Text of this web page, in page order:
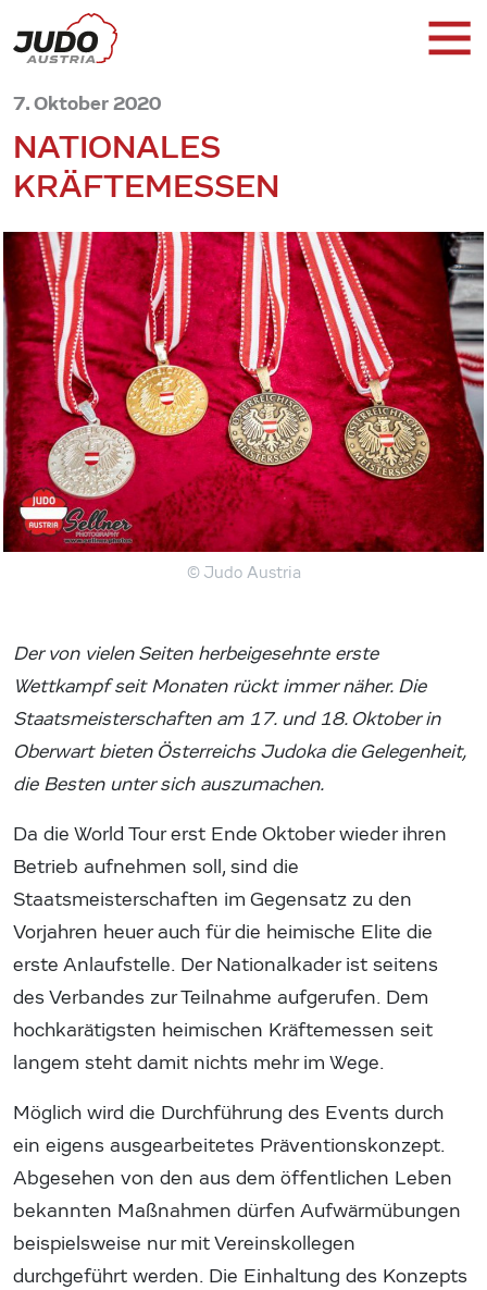
7. Oktober 2020
NATIONALES
KRÄFTEMESSEN
© Judo Austria
Der von vielen Seiten herbeigesehnte erste
Wettkampf seit Monaten rückt immer näher. Die
Staatsmeisterschaften am 17. und 18. Oktober in
Oberwart bieten Österreichs Judoka die Gelegenheit,
die Besten unter sich auszumachen.
Da die World Tour erst Ende Oktober wieder ihren
Betrieb aufnehmen soll, sind die
Staatsmeisterschaften im Gegensatz zu den
Vorjahren heuer auch für die heimische Elite die
erste Anlaufstelle. Der Nationalkader ist seitens
des Verbandes zur Teilnahme aufgerufen. Dem
hochkarätigsten heimischen Kräftemessen seit
langem steht damit nichts mehr im Wege.
Möglich wird die Durchführung des Events durch
ein eigens ausgearbeitetes Präventionskonzept.
Abgesehen von den aus dem öffentlichen Leben
bekannten Maßnahmen dürfen Aufwärmübungen
beispielsweise nur mit Vereinskollegen
durchgeführt werden. Die Einhaltung des Konzepts